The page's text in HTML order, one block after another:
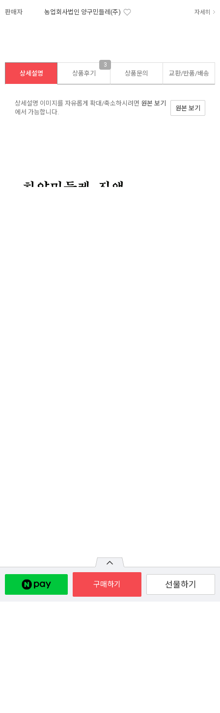
판매자 농업회사법인 양구민들레(주) 자세히
구매하기 선물하기
상세설명 상품후기
3
상품문의 교환/반품/배송
상세설명 이미지를 자유롭게 확대/축소하시려면 원본 보기
에서 가능합니다.
원본 보기